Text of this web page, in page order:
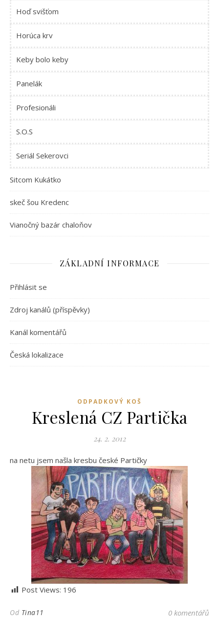
Hoď svišťom
Horúca krv
Keby bolo keby
Panelák
Profesionáli
S.O.S
Seriál Sekerovci
Sitcom Kukátko
skeč šou Kredenc
Vianočný bazár chaloňov
ZÁKLADNÍ INFORMACE
Přihlásit se
Zdroj kanálů (příspěvky)
Kanál komentářů
Česká lokalizace
ODPADKOVÝ KOŠ
Kreslená CZ Partička
24. 2. 2012
na netu jsem našla kresbu české Partičky
Post Views: 196
Od Tina11 0 komentářů